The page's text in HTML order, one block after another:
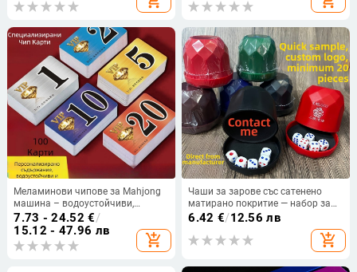
игра
Меламинови чипове за Mahjong
машина – водоустойчиви,
износоустойчиви, удебелен
матиран финиш
7.73 - 24.52 €/
15.12 - 47.96 лв
add_shopping_cart
Чаши за зарове със сатенено
матирано покритие — набор за
бар и караоке, тих и с
възможност за персонализирано
лого
6.42 €/12.56 лв
add_shopping_cart